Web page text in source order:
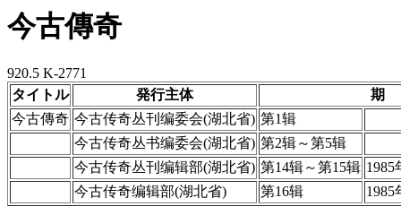
今古傳奇
920.5 K-2771
タイトル
発行主体
期
今古傳奇 今古传奇丛刊编委会(湖北省) 第1辑
今古传奇丛书编委会(湖北省) 第2辑～第5辑
今古传奇丛刊编辑部(湖北省) 第14辑～第15辑 1985
今古传奇编辑部(湖北省)
第16辑 1985